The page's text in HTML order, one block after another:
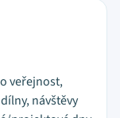
veřejnost,
návštěvy